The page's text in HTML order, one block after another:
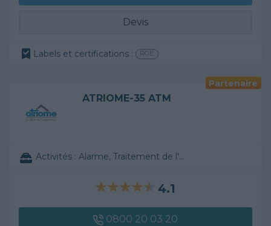
Devis
Labels et certifications : RGE
Partenaire
ATRIOME-35 ATM
Activités : Alarme, Traitement de l'eau, ...
4.1
0800 20 03 20